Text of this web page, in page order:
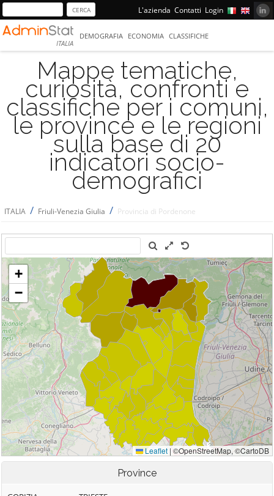
L'azienda Contatti Login
ITALIA
DEMOGRAFIA ECONOMIA CLASSIFICHE
Mappe tematiche,
curiosità, confronti e
classifiche per i comuni,
le province e le regioni
sulla base di 20
indicatori socio-
demografici
ITALIA / Friuli-Venezia Giulia / Provincia di Pordenone
Province